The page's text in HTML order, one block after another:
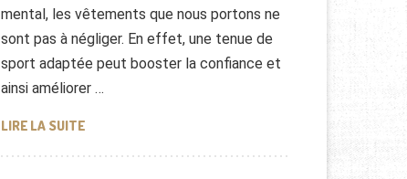
mental, les vêtements que nous portons ne
sont pas à négliger. En effet, une tenue de
sport adaptée peut booster la confiance et
ainsi améliorer …
LIRE LA SUITEPEUR DE PERDRE : COMMENT VOS VÊTEMENTS